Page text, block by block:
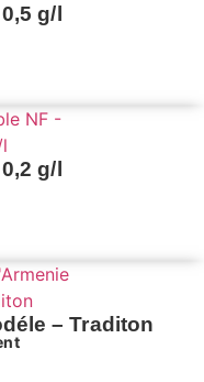
g/l
g/l
– Traditon